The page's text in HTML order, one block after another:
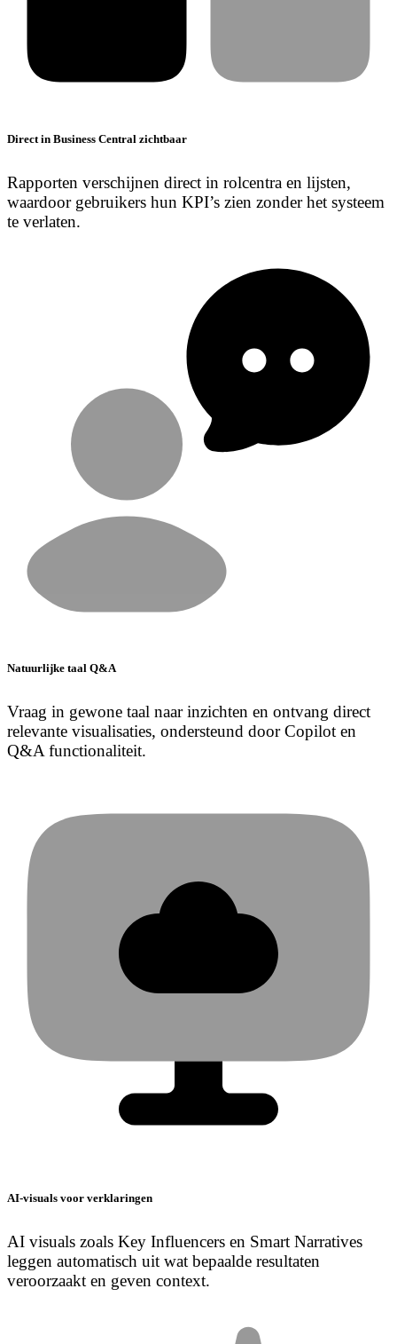
Direct in Business Central zichtbaar
Rapporten verschijnen direct in rolcentra en lijsten,
waardoor gebruikers hun KPI’s zien zonder het systeem
te verlaten.
Natuurlijke taal Q&A
Vraag in gewone taal naar inzichten en ontvang direct
relevante visualisaties, ondersteund door Copilot en
Q&A functionaliteit.
AI-visuals voor verklaringen
AI visuals zoals Key Influencers en Smart Narratives
leggen automatisch uit wat bepaalde resultaten
veroorzaakt en geven context.